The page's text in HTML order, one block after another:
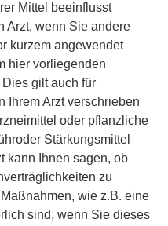
Mittel beeinflusst
Arzt, wenn Sie andere
kurzem angewendet
hier vorliegenden
gilt auch für
Ihrem Arzt verschrieben
oder pflanzliche
Stärkungsmittel
kann Ihnen sagen, ob
zu
wie z.B. eine
sind, wenn Sie dieses